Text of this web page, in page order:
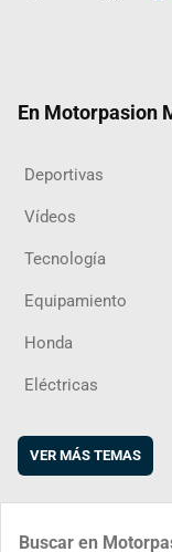
En Motorpasion
Deportivas
Vídeos
Tecnología
Equipamiento
Honda
Eléctricas
VER MÁS TEMAS